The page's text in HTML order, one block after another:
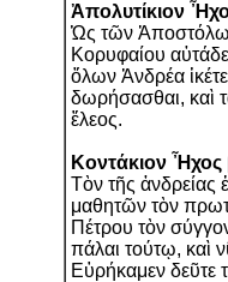
Ἀπολυτίκιον
Ὡς τῶν
Κορυφαίου
ὅλων Ἀνδρέα
δωρήσασθαι, καὶ
ἔλεος.
Κοντάκιον Ἦχος
Τὸν τῆς ἀνδρείας
μαθητῶν τὸν
Πέτρου τὸν
πάλαι τούτῳ, καὶ
Εὑρήκαμεν δεῦτε